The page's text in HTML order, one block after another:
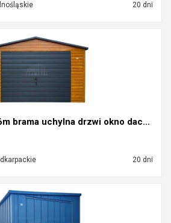
20 dni
brama uchylna drzwi okno dac...
20 dni